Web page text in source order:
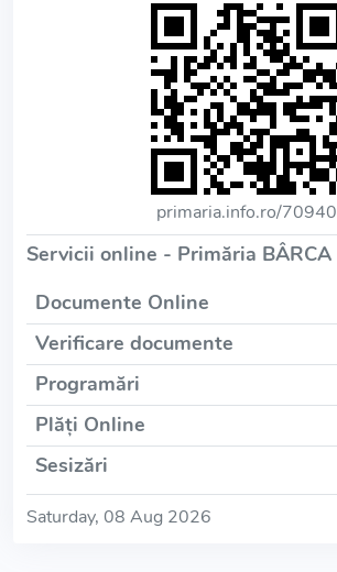
primaria.info.ro/70940
Servicii online - Primăria BÂRCA
Documente Online
Verificare documente
Programări
Plăți Online
Sesizări
Saturday, 08 Aug 2026